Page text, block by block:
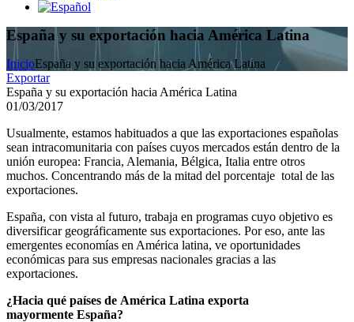
España y su exportación hacia América Latina
InicioEspaña y su exportación hacia América Latina
Exportar
España y su exportación hacia América Latina
01/03/2017
Usualmente, estamos habituados a que las exportaciones españolas
sean intracomunitaria con países cuyos mercados están dentro de la
unión europea: Francia, Alemania, Bélgica, Italia entre otros
muchos. Concentrando más de la mitad del porcentaje total de las
exportaciones.
España, con vista al futuro, trabaja en programas cuyo objetivo es
diversificar geográficamente sus exportaciones. Por eso, ante las
emergentes economías en América latina, ve oportunidades
económicas para sus empresas nacionales gracias a las
exportaciones.
¿Hacia qué países de América Latina exporta
mayormente España?